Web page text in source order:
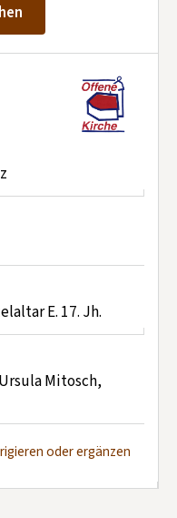
E. 17. Jh.
Mitosch,
oder ergänzen